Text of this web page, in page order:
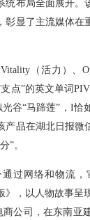
布局全面展开。
显了主流媒体在
（活力）、
点”的英文单词
谷“马蹄莲”，I恰
品在湖北日报微
”。
过网络和物流
》，以人物故事呈
公司，在东南亚